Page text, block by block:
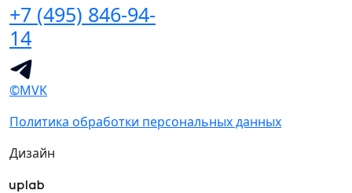
+7 (495) 846-94-
14
©MVK
Политика обработки персональных данных
Дизайн